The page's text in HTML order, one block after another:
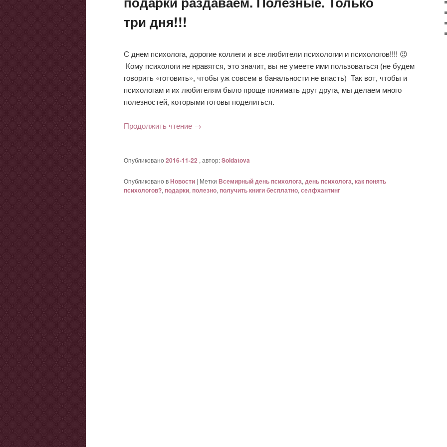
три дня!!!
С днем психолога, дорогие коллеги и все любители психологии и психологов!!!! 😉
Кому психологи не нравятся, это значит, вы не умеете ими пользоваться (не будем
говорить «готовить», чтобы уж совсем в банальности не впасть) Так вот, чтобы и
психологам и их любителям было проще понимать друг друга, мы делаем много
полезностей, которыми готовы поделиться.
Продолжить чтение →
Опубликовано 2016-11-22 , автор:Soldatova
Опубликовано вНовости | Метки Всемирный день психолога, день психолога, как понять
психологов?, подарки, полезно, получить книги бесплатно, селфхантинг